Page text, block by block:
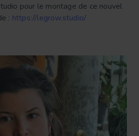
pour le montage de ce nouvel
: https://legrow.studio/